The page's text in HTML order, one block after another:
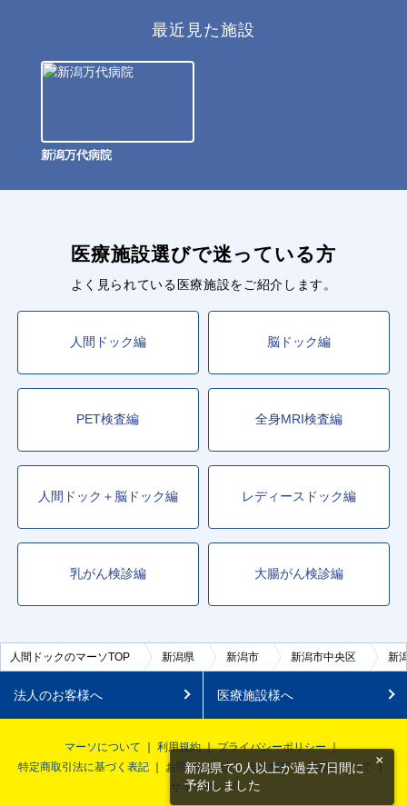
最近見た施設
新潟万代病院
医療施設選びで迷っている方
よく見られている医療施設をご紹介します。
人間ドック編 脳ドック編
PET検査編 全身MRI検査編
人間ドック＋脳ドック編 レディースドック編
乳がん検診編 大腸がん検診編
人間ドックのマーソTOP 新潟県 新潟市 新潟市中央区 新
法人のお客様へ 医療施設様へ
マーソについて 利用規約
プライバシーポリシー
特定商取引法に基づく表記
お問い合わせ 会社概要
掲載について
サイトマップ
新潟県で0人以上が過去7日間に
予約しました
×